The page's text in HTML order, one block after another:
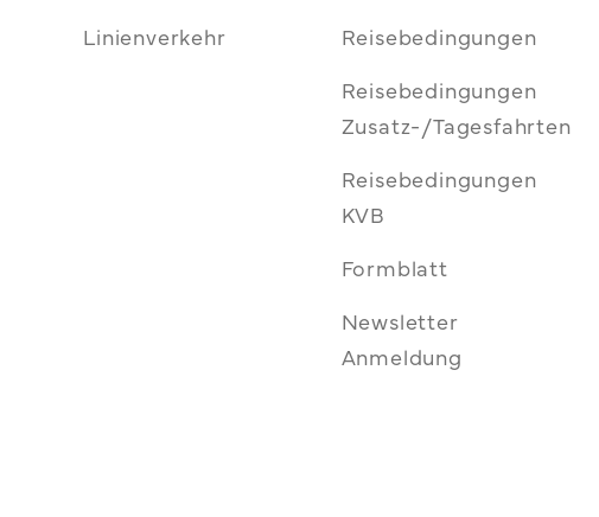
Linienverkehr
Reisebedingungen
Reisebedingungen
Zusatz-/Tagesfahrten
Reisebedingungen
KVB
Formblatt
Newsletter
Anmeldung